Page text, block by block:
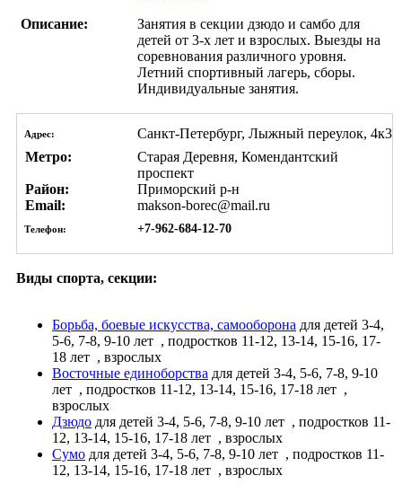
Описание:
Занятия в секции дзюдо и самбо для
детей от 3-х лет и взрослых. Выезды на
соревнования различного уровня.
Летний спортивный лагерь, сборы.
Индивидуальные занятия.
Адрес:
Санкт-Петербург, Лыжный переулок, 4к3
Метро:
Старая Деревня, Комендантский
проспект
Район:
Приморский р-н
Email:
makson-borec@mail.ru
Телефон: +7-962-684-12-70
Виды спорта, секции:
Борьба, боевые искусства, самооборона для детей 3-4,
5-6, 7-8, 9-10 лет , подростков 11-12, 13-14, 15-16, 17-
18 лет , взрослых
Восточные единоборства для детей 3-4, 5-6, 7-8, 9-10
лет , подростков 11-12, 13-14, 15-16, 17-18 лет ,
взрослых
Дзюдо для детей 3-4, 5-6, 7-8, 9-10 лет , подростков 11-
12, 13-14, 15-16, 17-18 лет , взрослых
Сумо для детей 3-4, 5-6, 7-8, 9-10 лет , подростков 11-
12, 13-14, 15-16, 17-18 лет , взрослых